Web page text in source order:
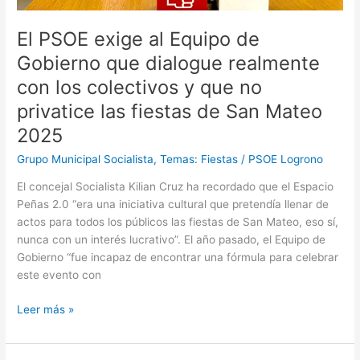
El PSOE exige al Equipo de
Gobierno que dialogue realmente
con los colectivos y que no
privatice las fiestas de San Mateo
2025
Grupo Municipal Socialista,Temas: Fiestas / PSOE Logrono
El concejal Socialista Kilian Cruz ha recordado que el Espacio
Peñas 2.0 “era una iniciativa cultural que pretendía llenar de
actos para todos los públicos las fiestas de San Mateo, eso sí,
nunca con un interés lucrativo”. El año pasado, el Equipo de
Gobierno “fue incapaz de encontrar una fórmula para celebrar
este evento con
y
no
privatice
las
fiestas
de
San
Mateo
2025
Leer más »